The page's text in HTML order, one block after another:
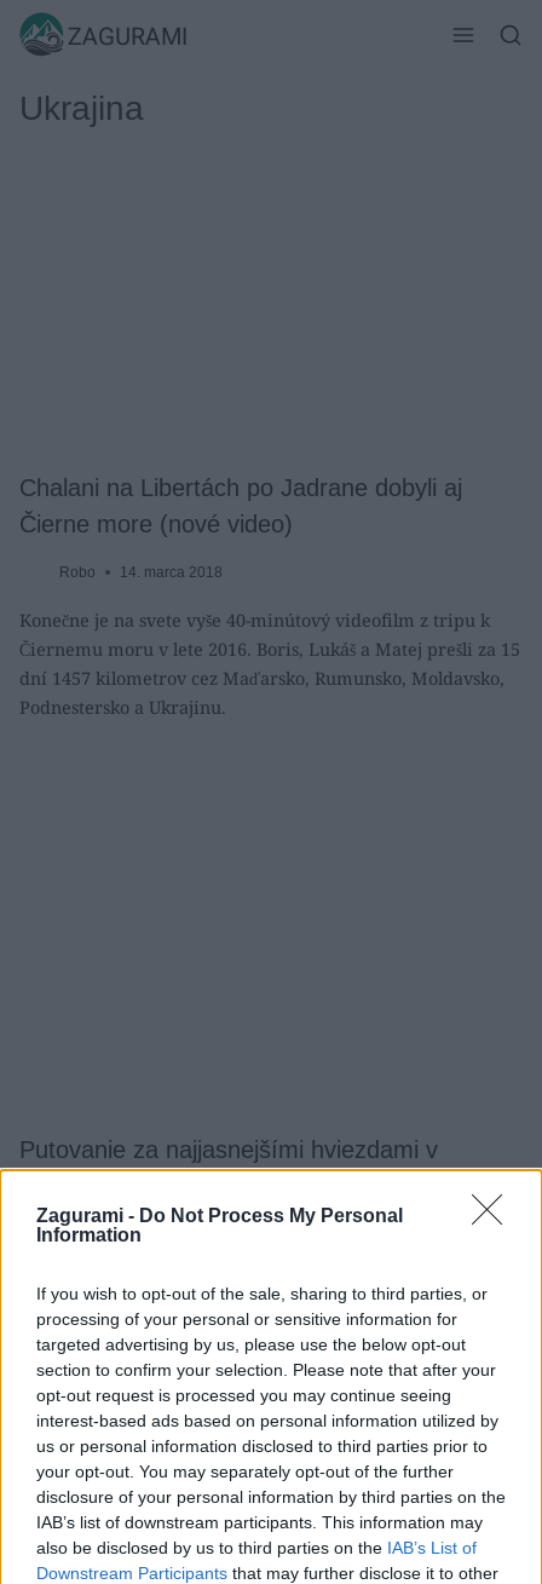
Zagurami - Do Not Process My Personal
Information
If you wish to opt-out of the sale, sharing to third parties, or
processing of your personal or sensitive information for
targeted advertising by us, please use the below opt-out
section to confirm your selection. Please note that after your
opt-out request is processed you may continue seeing
interest-based ads based on personal information utilized by
us or personal information disclosed to third parties prior to
your opt-out. You may separately opt-out of the further
disclosure of your personal information by third parties on the
IAB’s list of downstream participants. This information may
also be disclosed by us to third parties on the IAB’s List of
Downstream Participants that may further disclose it to other
Skip
ZAGURAMI
Ukrajina
Chalani na Libertách po Jadrane dobyli aj
Čierne more (nové video)
Robo 14. marca 2018
Konečne je na svete vyše 40-minútový videofilm z tripu k
Čiernemu moru v lete 2016. Boris, Lukáš a Matej prešli za 15
dní 1457 kilometrov cez Maďarsko, Rumunsko, Moldavsko,
Podnestersko a Ukrajinu.
Putovanie za najjasnejšími hviezdami v
Martin Sekér
Tak ďaleko ako v novembri 2014 sme ešte neputovali, tak
blízko sme ešte k sebe nemali. V ďalšom texte niekoľko
najvýraznejších spomienok.